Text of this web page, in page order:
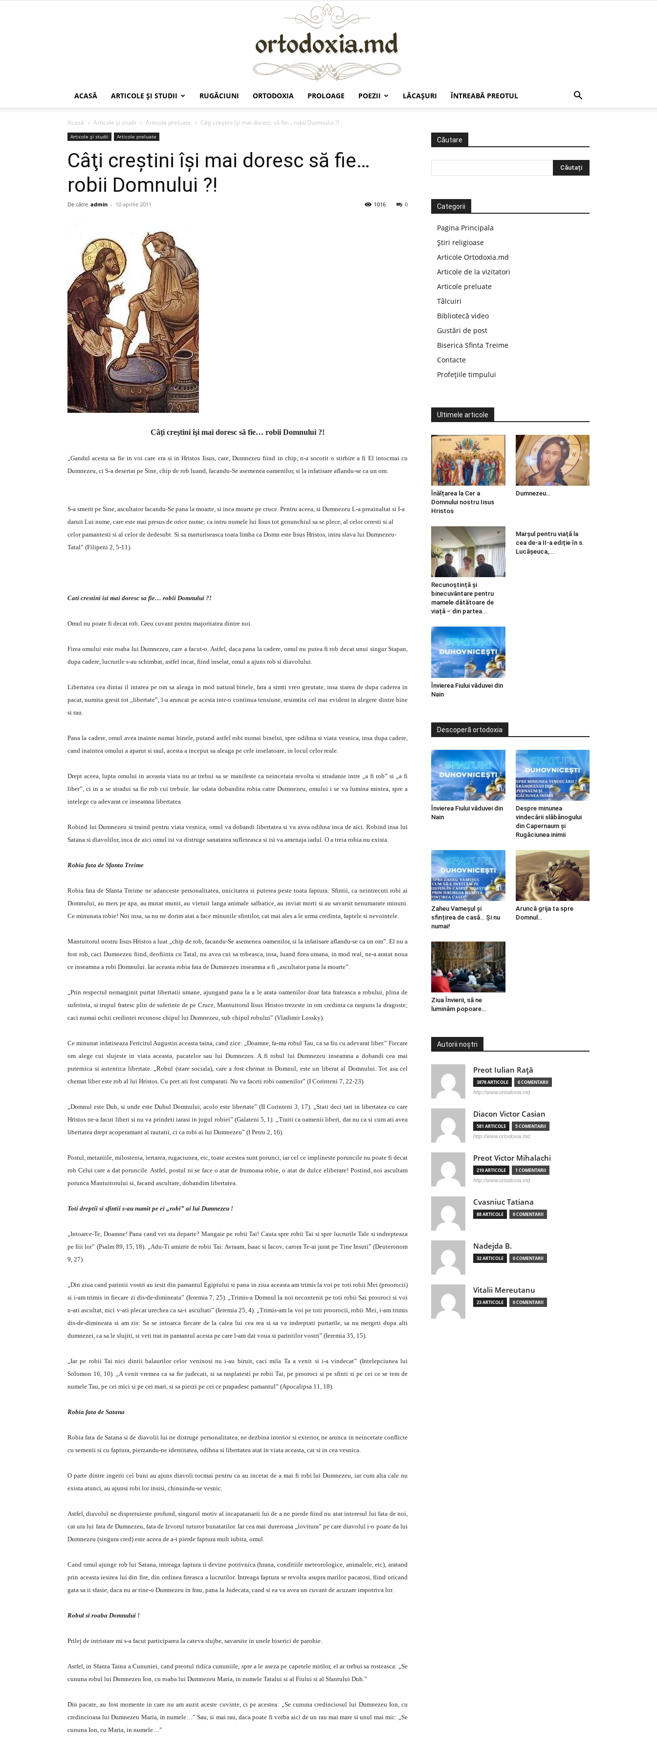
ACASĂ ARTICOLE ŞI STUDII RUGĂCIUNI ORTODOXIA PROLOAGE POEZII LĂCAŞURI ÎNTREABĂ PREOTUL
Acasă Articole şi studii Articole preluate Câţi creştini îşi mai doresc să fie… robii Domnului ?!
Articole şi studii Articole preluate
Câţi creştini îşi mai doresc să fie…
robii Domnului ?!
De către admin - 10 aprilie 2011 0
1016
Câţi creştini îşi mai doresc să fie… robii Domnului ?!
„Gandul acesta sa fie in voi care era si in Hristos Iisus, care, Dumnezeu fiind in chip, n-a socotit o stirbire a fi El intocmai cu
Dumnezeu, ci S-a desertat pe Sine, chip de rob luand, facandu-Se asemenea oamenilor, si la infatisare aflandu-se ca un om.
S-a smerit pe Sine, ascultator facandu-Se pana la moarte, si inca moarte pe cruce. Pentru aceea, si Dumnezeu L-a preainaltat si I-a
daruit Lui nume, care este mai presus de orice nume; ca intru numele lui Iisus tot genunchiul sa se plece, al celor ceresti si al
celor pamantesti si al celor de dedesubt. Si sa marturiseasca toata limba ca Domn este Iisus Hristos, intru slava lui Dumnezeu-
Tatal” (Filipeni 2, 5-11).
Cati crestini isi mai doresc sa fie… robii Domnului ?!
Omul nu poate fi decat rob. Greu cuvant pentru majoritatea dintre noi.
Firea omului este roaba lui Dumnezeu, care a facut-o. Astfel, daca pana la cadere, omul nu putea fi rob decat unui singur Stapan,
dupa cadere, lucrurile s-au schimbat, astfel incat, fiind inselat, omul a ajuns rob si diavolului.
Libertatea cea dintai il intarea pe om sa aleaga in mod natural binele, fara a simti vreo greutate, insa starea de dupa caderea in
pacat, numita gresit tot „libertate”, l-a aruncat pe acesta intr-o continua tensiune, resimtita cel mai evident in alegere dintre bine
si rau.
Pana la cadere, omul avea inainte numai binele, putand astfel robi numai binelui, spre odihna si viata vesnica, insa dupa cadere,
cand inaintea omului a aparut si raul, acesta a inceput sa aleaga pe cele inselatoare, in locul celor reale.
Drept aceea, lupta omului in aceasta viata nu ar trebui sa se manifeste ca neincetata revolta si stradanie intre „a fi rob” si „a fi
liber”, ci in a se stradui sa fie rob cui trebuie. Iar odata dobandita robia catre Dumnezeu, omului i se va lumina mintea, spre a
intelege cu adevarat ce inseamna libertatea.
Robind lui Dumnezeu si traind pentru viata vesnica, omul va dobandi libertatea si va avea odihna inca de aici. Robind insa lui
Satana si diavolilor, inca de aici omul isi va distruge sanatatea sufleteasca si isi va amenaja iadul. O a treia robia nu exista.
Robia fata de Sfanta Treime
Robia fata de Sfanta Treime ne adanceste personalitatea, unicitatea si puterea peste toata faptura. Sfintii, ca neintrecuti robi ai
Domnului, au mers pe apa, au mutat munti, au vietuit langa animale salbatice, au inviat morti si au savarsit nenumarate minuni.
Ce minunata robie! Noi insa, sa nu ne dorim atat a face minunile sfintilor, cat mai ales a le urma credinta, faptele si nevointele.
Mantuitorul nostru Iisus Hristos a luat „chip de rob, facandu-Se asemenea oamenilor, si la infatisare aflandu-se ca un om”. El nu a
fost rob, caci Dumnezeu fiind, deofiinta cu Tatal, nu avea cui sa robeasca, insa, luand firea umana, in mod real, ne-a aratat noua
ce inseamna a robi Domnului. Iar aceasta robia fata de Dumnezeu inseamna a fi „ascultator pana la moarte”.
„Prin respectul nemarginit purtat libertatii umane, ajungand pana la a le arata oamenilor doar fata frateasca a robului, plina de
suferinta, si trupul fratesc plin de suferinte de pe Cruce, Mantuitorul Iisus Hristos trezeste in om credinta ca raspuns la dragoste;
caci numai ochii credintei recunosc chipul lui Dumnezeu, sub chipul robului” (Vladimir Lossky).
Ce minunat infatiseaza Fericitul Augustin aceasta taina, cand zice: „Doamne, fa-ma robul Tau, ca sa fiu cu adevarat liber.” Fiecare
om alege cui slujeste in viata aceasta, pacatelor sau lui Dumnezeu. A fi robul lui Dumnezeu inseamna a dobandi cea mai
puternica si autentica libertate. „Robul (stare sociala), care a fost chemat in Domnul, este un liberat al Domnului. Tot asa cel
chemat liber este rob al lui Hristos. Cu pret ati fost cumparati. Nu va faceti robi oamenilor” (I Corinteni 7, 22-23).
„Domnul este Duh, si unde este Duhul Domnului, acolo este libertate” (II Corinteni 3, 17). „Stati deci tari in libertatea cu care
Hristos ne-a facut liberi si nu va prindeti iarasi in jugul robiei” (Galateni 5, 1). „Traiti ca oamenii liberi, dar nu ca si cum ati avea
libertatea drept acoperamant al rautatii, ci ca robi ai lui Dumnezeu” (I Petru 2, 16).
Postul, metaniile, milostenia, iertarea, rugaciunea, etc, toate acestea sunt porunci, iar cel ce implineste poruncile nu poate fi decat
rob Celui care a dat poruncile. Astfel, postul ni se face o atat de frumoasa robie, o atat de dulce eliberare! Postind, noi ascultam
porunca Mantuitorului si, facand ascultare, dobandim libertatea.
Toti dreptii si sfintii s-au numit pe ei „robi” ai lui Dumnezeu !
„Intoarce-Te, Doamne! Pana cand vei sta departe? Mangaie pe robii Tai! Cauta spre robii Tai si spre lucrurile Tale si indrepteaza
pe fiii lor” (Psalm 89, 15, 18). „Adu-Ti aminte de robii Tai: Avraam, Isaac si Iacov, carora Te-ai jurat pe Tine Insuti” (Deuteronom
9, 27).
„Din ziua cand parintii vostri au iesit din pamantul Egiptului si pana in ziua aceasta am trimis la voi pe toti robii Mei (proorocii)
si i-am trimis in fiecare zi dis-de-dimineata” (Ieremia 7, 25). „Trimis-a Domnul la noi necontenit pe toti robii Sai prooroci si voi
n-ati ascultat, nici v-ati plecat urechea ca sa-i ascultati” (Ieremia 25, 4). „Trimis-am la voi pe toti proorocii, robii Mei, i-am trimis
dis-de-dimineata si am zis: Sa se intoarca fiecare de la calea lui cea rea si sa va indreptati purtarile, sa nu mergeti dupa alti
dumnezei, ca sa le slujiti, si veti trai in pamantul acesta pe care l-am dat voua si parintilor vostri” (Ieremia 35, 15).
„Iar pe robii Tai nici dintii balaurilor celor veninosi nu i-au biruit, caci mila Ta a venit si i-a vindecat” (Intelepciunea lui
Solomon 16, 10). „A venit vremea ca sa fie judecati, si sa rasplatesti pe robii Tai, pe prooroci si pe sfinti si pe cei ce se tem de
numele Tau, pe cei mici si pe cei mari, si sa pierzi pe cei ce prapadesc pamantul” (Apocalipsa 11, 18).
Robia fata de Satana
Robia fata de Satana si de diavolii lui ne distruge personalitatea, ne dezbina interior si exterior, ne arunca in neincetate conflicte
cu semenii si cu faptura, pierzandu-ne identitatea, odihna si libertatea atat in viata aceasta, cat si in cea vesnica.
O parte dintre ingerii cei buni au ajuns diavoli tocmai pentru ca au incetat de a mai fi robi lui Dumnezeu, iar cum alta cale nu
exista atunci, au ajunsi robi lor insisi, chinuindu-se vesnic.
Astfel, diavolul ne dispretuieste profund, singurul motiv al incapatanarii lui de a ne pierde fiind nu atat interesul lui fata de noi,
cat ura lui fata de Dumnezeu, fata de Izvorul tuturor bunatatilor. Iar cea mai dureroasa „lovitura” pe care diavolul i-o poate da lui
Dumnezeu (singura cred) este aceea de a-i pierde faptura mult iubita, omul.
Cand omul ajunge rob lui Satana, intreaga faptura ii devine potrivnica (hrana, conditiile meteorologice, animalele, etc), aratand
prin aceasta iesirea lui din fire, din ordinea fireasca a lucrurilor. Intreaga faptura se revolta asupra marilor pacatosi, fiind oricand
gata sa ii sfasie, daca nu ar tine-o Dumnezeu in frau, pana la Judecata, cand si ea va avea un cuvant de acuzare impotriva lor.
Robul si roaba Domnului !
Prilej de intristare mi s-a facut participarea la cateva slujbe, savarsite in unele biserici de parohie.
Astfel, in Sfanta Taina a Cununiei, cand preotul ridica cununiile, spre a le aseza pe capetele mirilor, el ar trebui sa rosteasca: „Se
cununa robul lui Dumnezeu Ion, cu roaba lui Dumnezeu Maria, in numele Tatalui si al Fiului si al Sfantului Duh.”
Din pacate, au fost momente in care nu am auzit aceste cuvinte, ci pe acestea: „Se cununa credinciosul lui Dumnezeu Ion, cu
credincioasa lui Dumnezeu Maria, in numele…” Sau, si mai rau, daca poate fi vorba aici de un rau mai mare si unul mai mic: „Se
cununa Ion, cu Maria, in numele…”
Căutare
Categorii
Pagina Principala
Știri religioase
Articole Ortodoxia.md
Articole de la vizitatori
Articole preluate
Tâlcuiri
Bibliotecă video
Gustări de post
Biserica Sfinta Treime
Contacte
Profețiile timpului
Ultimele articole
Înălțarea la Cer a
Domnului nostru Iisus
Hristos
Dumnezeu…
Recunoștință și
binecuvântare pentru
mamele dătătoare de
viață – din partea...
Marșul pentru viață la
cea de-a II-a ediție în s.
Lucășeuca,...
Învierea Fiului văduvei din
Nain
Descoperă ortodoxia
Învierea Fiului văduvei din
Nain
Despre minunea
vindecării slăbănogului
din Capernaum și
Rugăciunea inimii
Zaheu Vameșul și
sfințirea de casă… Și nu
numai!
Aruncă grija ta spre
Domnul…
Ziua Învierii, să ne
luminăm popoare…
Autorii noștri
Preot Iulian Raţă
3878 ARTICOLE 6 COMENTARII
http://www.ortodoxia.md
Diacon Victor Casian
581 ARTICOLE 5 COMENTARII
http://www.ortodoxia.md
Preot Victor Mihalachi
210 ARTICOLE 1 COMENTARII
http://www.ortodoxia.md
Cvasniuc Tatiana
88 ARTICOLE 0 COMENTARII
Nadejda B.
32 ARTICOLE 0 COMENTARII
Vitalii Mereutanu
23 ARTICOLE 0 COMENTARII